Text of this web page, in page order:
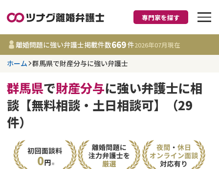
離婚に強い弁護士
事務所 669
件
更新日 :2026年07月31日
離婚前相談
費用相場
専門家を探す
離婚問題に強い弁護士掲載件数669件2026年07月現在
ホーム 群馬県で財産分与に強い弁護士
群馬県で財産分与に強い弁護士に相
談【無料相談・土日相談可】（29
件）